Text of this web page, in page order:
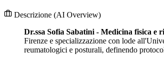
Descrizione (AI Overview)
Dr.ssa Sofia Sabatini - Medicina fisica
Firenze e specializzazione con lode
reumatologici e posturali, definendo